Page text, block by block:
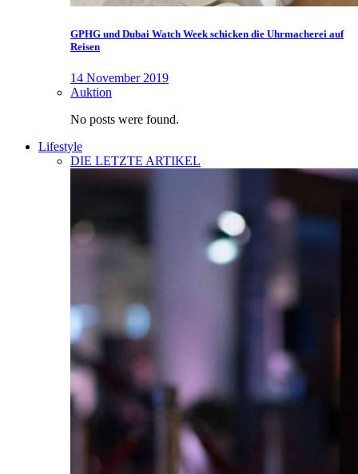
GPHG und Dubai Watch Week schicken die Uhrmacherei auf
Reisen
14 November 2019
Auktion
No posts were found.
Lifestyle
DIE LETZTE ARTIKEL